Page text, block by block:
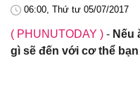
06:00, Thứ tư 05/07/2017
( PHUNUTODAY ) - Nếu
gì sẽ đến với cơ thể